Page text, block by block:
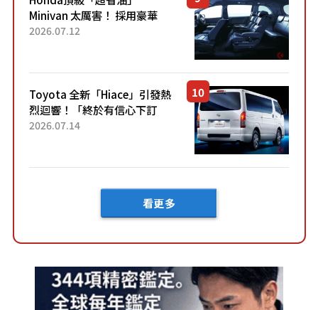
Minivan 太厲害！ 採用豪華
「真皮座椅」與專屬「黑色內
「三...
2026.07.12
Toyota 全新「Hiace」引發熱
烈迴響！「終於有信心下訂
了！」「哪個等級交車最
車？...
2026.07.14
看更多